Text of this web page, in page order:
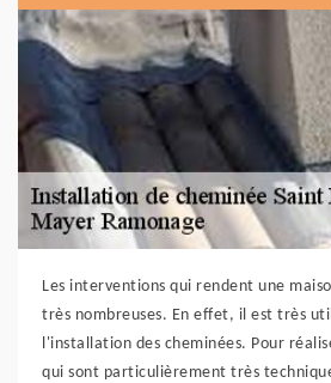
Les interventions qui rendent une
très nombreuses. En effet, il est très
l'installation des cheminées. Pour
qui sont particulièrement très